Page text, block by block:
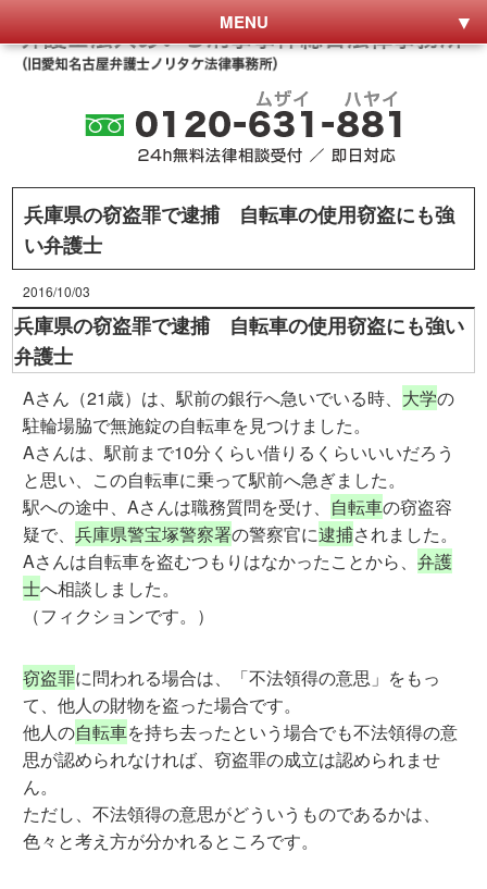
MENU
兵庫県の窃盗罪で逮捕 自転車の使用窃盗にも強
い弁護士
2016/10/03
兵庫県の窃盗罪で逮捕 自転車の使用窃盗にも強い
弁護士
Aさん（21歳）は、駅前の銀行へ急いでいる時、 大学の
駐輪場脇で無施錠の自転車を見つけました。
Aさんは、駅前まで10分くらい借りるくらいいいだろう
と思い、この自転車に乗って駅前へ急ぎました。
駅への途中、Aさんは職務質問を受け、 自転車の窃盗容
疑で、兵庫県警宝塚警察署の警察官に逮捕されました。
Aさんは自転車を盗むつもりはなかったことから、弁護
士へ相談しました。
（フィクションです。）
窃盗罪に問われる場合は、「不法領得の意思」をもっ
て、他人の財物を盗った場合です。
他人の自転車を持ち去ったという場合でも不法領得の意
思が認められなければ、窃盗罪の成立は認められませ
ん。
ただし、不法領得の意思がどういうものであるかは、
色々と考え方が分かれるところです。